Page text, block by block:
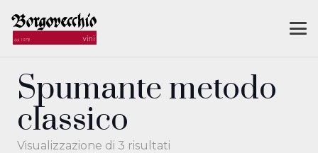
Spumante metodo
classico
Visualizzazione di 3 risultati